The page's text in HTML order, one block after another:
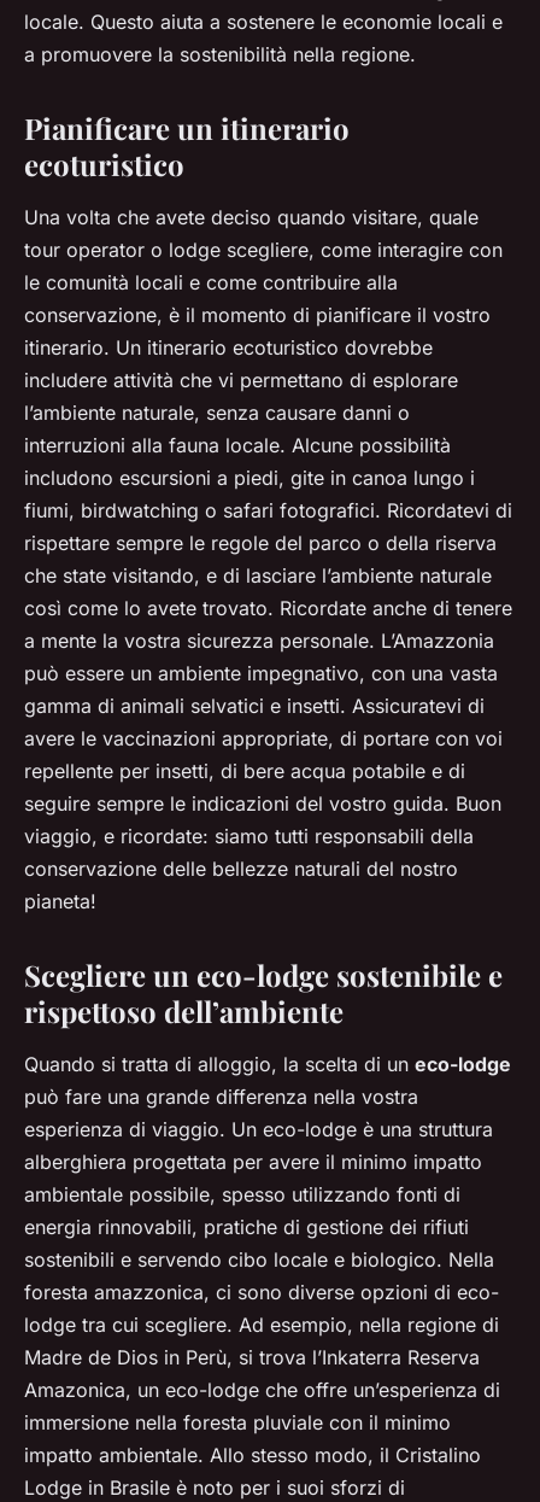
locale. Questo aiuta a sostenere le economie locali e
a promuovere la sostenibilità nella regione.
Pianificare un itinerario
ecoturistico
Una volta che avete deciso quando visitare, quale
tour operator o lodge scegliere, come interagire con
le comunità locali e come contribuire alla
conservazione, è il momento di pianificare il vostro
itinerario. Un itinerario ecoturistico dovrebbe
includere attività che vi permettano di esplorare
l’ambiente naturale, senza causare danni o
interruzioni alla fauna locale. Alcune possibilità
includono escursioni a piedi, gite in canoa lungo i
fiumi, birdwatching o safari fotografici. Ricordatevi di
rispettare sempre le regole del parco o della riserva
che state visitando, e di lasciare l’ambiente naturale
così come lo avete trovato. Ricordate anche di tenere
a mente la vostra sicurezza personale. L’Amazzonia
può essere un ambiente impegnativo, con una vasta
gamma di animali selvatici e insetti. Assicuratevi di
avere le vaccinazioni appropriate, di portare con voi
repellente per insetti, di bere acqua potabile e di
seguire sempre le indicazioni del vostro guida. Buon
viaggio, e ricordate: siamo tutti responsabili della
conservazione delle bellezze naturali del nostro
pianeta!
Scegliere un eco-lodge sostenibile e
rispettoso dell’ambiente
Quando si tratta di alloggio, la scelta di un eco-lodge
può fare una grande differenza nella vostra
esperienza di viaggio. Un eco-lodge è una struttura
alberghiera progettata per avere il minimo impatto
ambientale possibile, spesso utilizzando fonti di
energia rinnovabili, pratiche di gestione dei rifiuti
sostenibili e servendo cibo locale e biologico. Nella
foresta amazzonica, ci sono diverse opzioni di eco-
lodge tra cui scegliere. Ad esempio, nella regione di
Madre de Dios in Perù, si trova l’Inkaterra Reserva
Amazonica, un eco-lodge che offre un’esperienza di
immersione nella foresta pluviale con il minimo
impatto ambientale. Allo stesso modo, il Cristalino
Lodge in Brasile è noto per i suoi sforzi di